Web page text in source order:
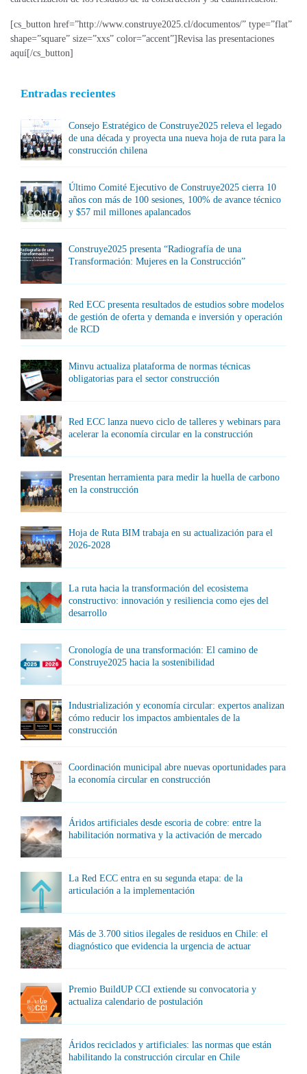
[cs_button href=”http://www.construye2025.cl/documentos/” type=”flat”
shape=”square” size=”xxs” color=”accent”]Revisa las presentaciones
aquí[/cs_button]
Entradas recientes
Consejo Estratégico de Construye2025 releva el legado
de una década y proyecta una nueva hoja de ruta para la
construcción chilena
Último Comité Ejecutivo de Construye2025 cierra 10
años con más de 100 sesiones, 100% de avance técnico
y $57 mil millones apalancados
Construye2025 presenta “Radiografía de una
Transformación: Mujeres en la Construcción”
Red ECC presenta resultados de estudios sobre modelos
de gestión de oferta y demanda e inversión y operación
de RCD
Minvu actualiza plataforma de normas técnicas
obligatorias para el sector construcción
Red ECC lanza nuevo ciclo de talleres y webinars para
acelerar la economía circular en la construcción
Presentan herramienta para medir la huella de carbono
en la construcción
Hoja de Ruta BIM trabaja en su actualización para el
2026-2028
La ruta hacia la transformación del ecosistema
constructivo: innovación y resiliencia como ejes del
desarrollo
Cronología de una transformación: El camino de
Construye2025 hacia la sostenibilidad
Industrialización y economía circular: expertos analizan
cómo reducir los impactos ambientales de la
construcción
Coordinación municipal abre nuevas oportunidades para
la economía circular en construcción
Áridos artificiales desde escoria de cobre: entre la
habilitación normativa y la activación de mercado
La Red ECC entra en su segunda etapa: de la
articulación a la implementación
Más de 3.700 sitios ilegales de residuos en Chile: el
diagnóstico que evidencia la urgencia de actuar
Premio BuildUP CCI extiende su convocatoria y
actualiza calendario de postulación
Áridos reciclados y artificiales: las normas que están
habilitando la construcción circular en Chile